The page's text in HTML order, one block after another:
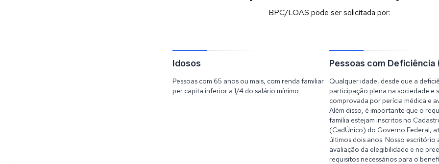
BPC/LOAS pode ser solicitada por:
Idosos
Pessoas com 65 anos ou mais, com renda familiar
per capita inferior a 1/4 do salário mínimo.
Pessoas com Deficiência
Qualquer idade, desde que a
participação plena na sociedade e
comprovada por perícia médica e
Além disso, é importante que o
família estejam inscritos no
(CadÚnico) do Governo Federal,
últimos dois anos. Nosso escritório
avaliação da elegibilidade e no
requisitos necessários para o